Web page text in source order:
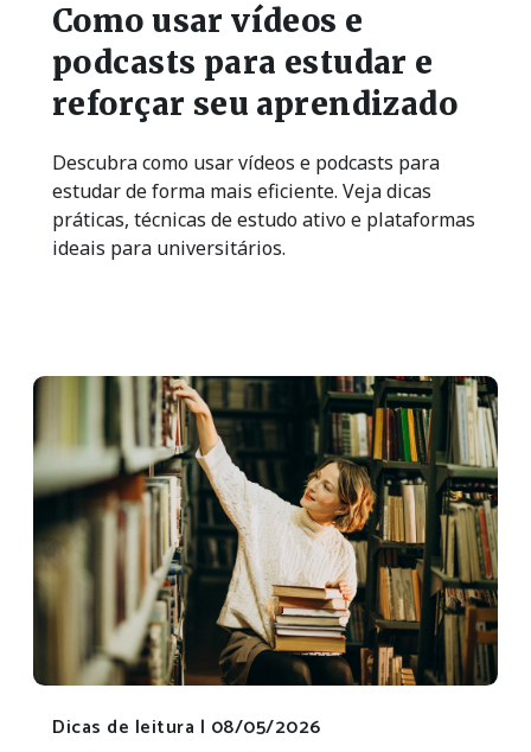
Como usar vídeos e
podcasts para estudar e
reforçar seu aprendizado
Descubra como usar vídeos e podcasts para
estudar de forma mais eficiente. Veja dicas
práticas, técnicas de estudo ativo e plataformas
ideais para universitários.
Dicas de leitura | 08/05/2026